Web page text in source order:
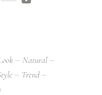
Natural
Trend